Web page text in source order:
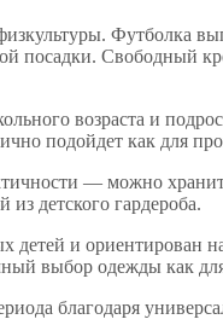
посадки. Свободный
возраста и
подойдет как для
— можно
детского гардероба.
и ориентирован
выбор одежды как
благодаря